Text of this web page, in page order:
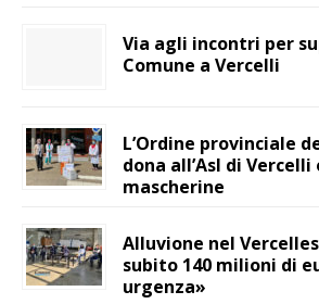
Via agli incontri per
Comune a Vercelli
L’Ordine provinciale
dona all’Asl di Vercelli
mascherine
Alluvione nel
subito 140 milioni di
urgenza»